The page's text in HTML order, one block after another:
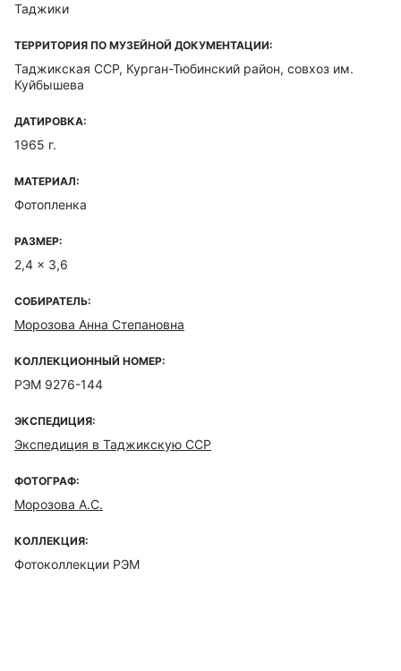
Таджики
ТЕРРИТОРИЯ ПО МУЗЕЙНОЙ ДОКУМЕНТАЦИИ:
Таджикская ССР, Курган-Тюбинский район, совхоз им.
Куйбышева
ДАТИРОВКА:
1965 г.
МАТЕРИАЛ:
Фотопленка
РАЗМЕР:
2,4 x 3,6
СОБИРАТЕЛЬ:
Морозова Анна Степановна
КОЛЛЕКЦИОННЫЙ НОМЕР:
РЭМ 9276-144
ЭКСПЕДИЦИЯ:
Экспедиция в Таджикскую ССР
ФОТОГРАФ:
Морозова А.С.
КОЛЛЕКЦИЯ:
Фотоколлекции РЭМ